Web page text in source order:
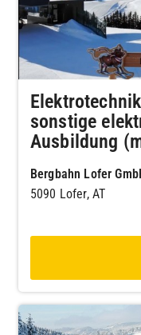
sonstige
Ausbildung
Bergbahn Lofer
5090 Lofer, AT